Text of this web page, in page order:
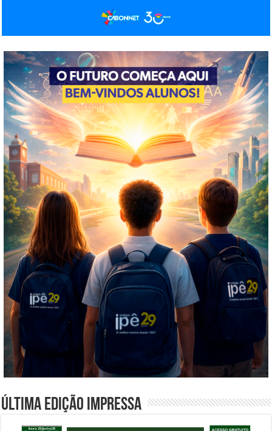
Última edição impressa